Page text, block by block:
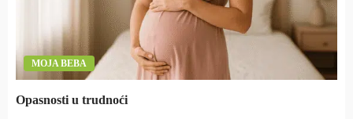
MOJA BEBA
Opasnosti u trudnoći